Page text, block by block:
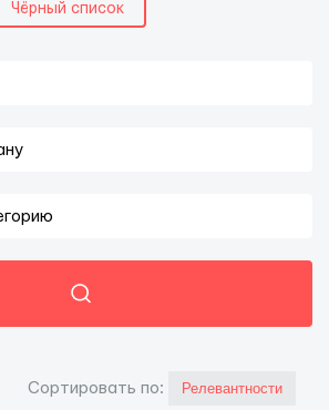
Чёрный список
Cортировать по: